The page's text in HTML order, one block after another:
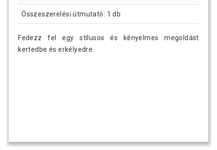
Összeszerelési útmutató: 1 db
Fedezz fel egy stílusos és kényelmes megoldást
kertedbe és erkélyedre.